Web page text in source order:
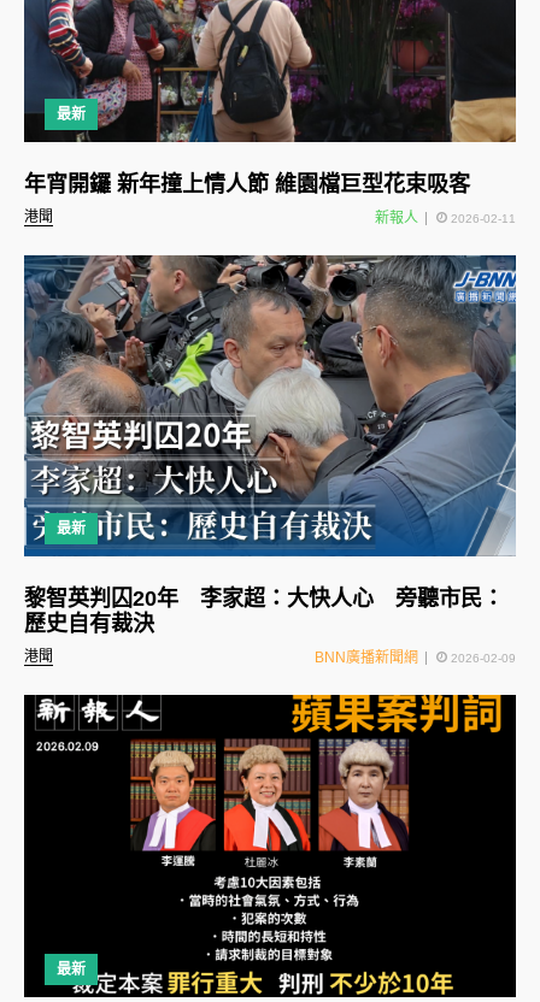
最新
港聞
年宵開鑼 新年撞上情人節 維園檔巨型花束吸客
新報人 2026-02-11
最新
港聞
黎智英判囚20年 李家超：大快人心 旁聽市民：
歷史自有裁決
BNN廣播新聞網 2026-02-09
最新